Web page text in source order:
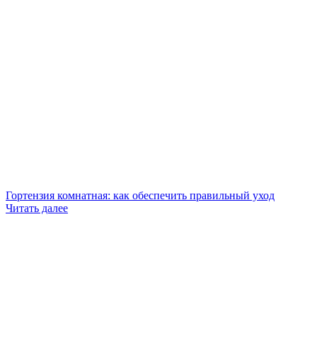
Гортензия комнатная: как обеспечить правильный уход
Читать далее